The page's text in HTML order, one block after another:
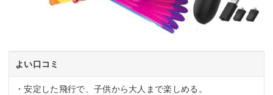
よい口コミ
・安定した飛行で、子供から大人まで楽しめる。